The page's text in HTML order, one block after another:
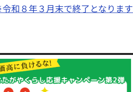
８年３月末で終了となります